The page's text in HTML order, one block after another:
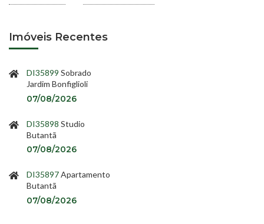
Imóveis Recentes
DI35899 Sobrado
Jardim Bonfiglioli
07/08/2026
DI35898 Studio
Butantã
07/08/2026
DI35897Apartamento
Butantã
07/08/2026